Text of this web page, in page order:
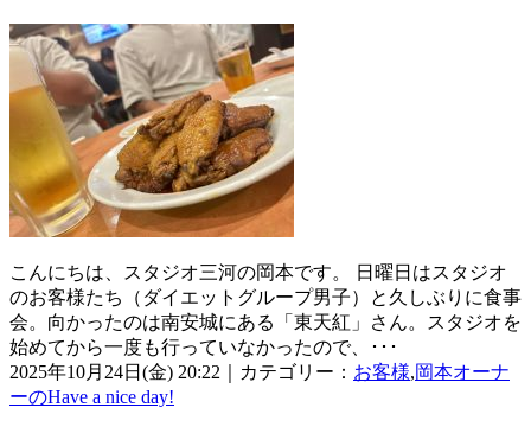
こんにちは、スタジオ三河の岡本です。 日曜日はスタジオ
のお客様たち（ダイエットグループ男子）と久しぶりに食事
会。向かったのは南安城にある「東天紅」さん。スタジオを
始めてから一度も行っていなかったので、･･･
2025年10月24日(金) 20:22｜カテゴリー： お客様,岡本オーナ
ーのHave a nice day!